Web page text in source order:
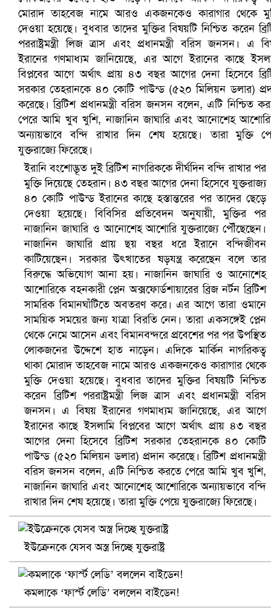
সৌদিতে ব্যাপক ধরপাকড়, এক সপ্তাহেই ২১ হাজারের বেশি
বৈষম্যবিরোধী ছাত্র আন্দোলনের সাধারণ সম্পাদকের পদত্যাগ
ভিউ বাড়াতে রাম দা হাতে ফেসবুকে ভিডিও পোস্ট শিক্ষকের
ইরানি বংশোদ্ভূত দুই ব্রিটিশ নাগরিককে দীর্ঘদিন বন্দি রাখার পর
মুক্তি দিয়েছে তেহরান। ৪৩ বছর আগের দেনা হিসেবে যুক্তরাজ্য
৪০ কোটি পাউন্ড ইরানের কাছে হস্তান্তরের পর তাদের ছেড়ে
দেওয়া হয়েছে। বিবিসির প্রতিবেদন অনুযায়ী, মুক্তির পর
নাজানিন জাঘারি ও আনোশেহ আশোরি যুক্তরাজ্যে পৌঁছেছেন।
নাজানিন জাঘারি প্রায় ছয় বছর ধরে ইরানে বন্দিজীবন
কাটিয়েছেন। সরকার উৎখাতের ষড়যন্ত্র করেছেন বলে তার
বিরুদ্ধে অভিযোগ আনা হয়। নাজানিন জাঘারি ও আনোশেহ
আশোরিকে বহনকারী প্লেন অক্সফোর্ডশায়ারের ব্রিজ নর্টন ব্রিটিশ
সামরিক বিমানঘাঁটিতে অবতরণ করে। এর আগে তারা ওমানে
সাময়িক সময়ের জন্য যাত্রা বিরতি নেন। তারা একসঙ্গেই প্লেন
থেকে নেমে আসেন এবং বিমানবন্দরে প্রবেশের পর পর উপস্থিত
লোকজনের উদ্দেশে হাত নাড়েন। এদিকে মার্কিন নাগরিকত্ব
থাকা মোরাদ তাহবেজ নামে আরও একজনকেও কারাগার থেকে
মুক্তি দেওয়া হয়েছে। বুধবার তাদের মুক্তির বিষয়টি নিশ্চিত
করেন ব্রিটিশ পররাষ্ট্রমন্ত্রী লিজ ত্রাস এবং প্রধানমন্ত্রী বরিস
জনসন। এ বিষয় ইরানের গণমাধ্যম জানিয়েছে, এর আগে
ইরানের কাছে ইসলামি বিপ্লবের আগে অর্থাৎ প্রায় ৪৩ বছর
আগের দেনা হিসেবে ব্রিটিশ সরকার তেহরানকে ৪০ কোটি
পাউন্ড (৫২০ মিলিয়ন ডলার) প্রদান করেছে। ব্রিটিশ প্রধানমন্ত্রী
বরিস জনসন বলেন, এটি নিশ্চিত করতে পেরে আমি খুব খুশি,
নাজানিন জাঘারি এবং আনোশেহ আশোরিকে অন্যায়ভাবে বন্দি
রাখার দিন শেষ হয়েছে। তারা মুক্তি পেয়ে যুক্তরাজ্যে ফিরেছে।
ইউক্রেনকে যেসব অস্ত্র দিচ্ছে যুক্তরাষ্ট্র
কমলাকে ‘ফার্স্ট লেডি’ বললেন বাইডেন!